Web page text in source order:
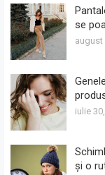
se
august
iulie
și o